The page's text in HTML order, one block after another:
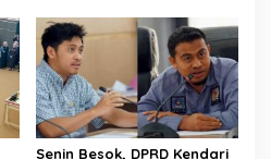
Senin Besok, DPRD Kendari